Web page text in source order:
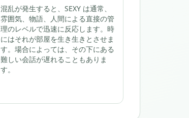
混乱が発生すると、SEXY は通常、
雰囲気、物語、人間による直接の管
理のレベルで迅速に反応します。時
にはそれが部屋を生き生きとさせま
す。場合によっては、その下にある
難しい会話が遅れることもありま
す。